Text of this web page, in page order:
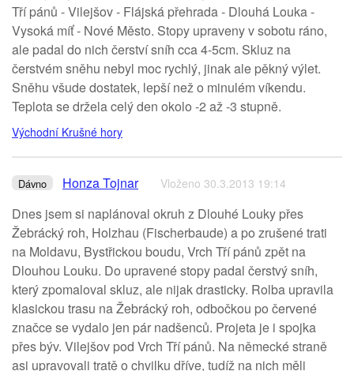
Tří pánů - Vilejšov - Flájská přehrada - Dlouhá Louka -
Vysoká míť - Nové Město. Stopy upraveny v sobotu ráno,
ale padal do nich čerství sníh cca 4-5cm. Skluz na
čerstvém sněhu nebyl moc rychlý, jinak ale pěkný výlet.
Sněhu všude dostatek, lepší než o minulém víkendu.
Teplota se držela celý den okolo -2 až -3 stupně.
Východní Krušné hory
Dávno Honza Tojnar Vloženo 30.3.2013 19:14
Dnes jsem si naplánoval okruh z Dlouhé Louky přes
Žebrácký roh, Holzhau (Fischerbaude) a po zrušené trati
na Moldavu, Bystřickou boudu, Vrch Tří pánů zpět na
Dlouhou Louku. Do upravené stopy padal čerstvý sníh,
který zpomaloval skluz, ale nijak drasticky. Rolba upravila
klasickou trasu na Žebrácký roh, odbočkou po červené
značce se vydalo jen pár nadšenců. Projeta je i spojka
přes býv. Vilejšov pod Vrch Tří pánů. Na německé straně
asi upravovali tratě o chvilku dříve, tudíž na nich měli